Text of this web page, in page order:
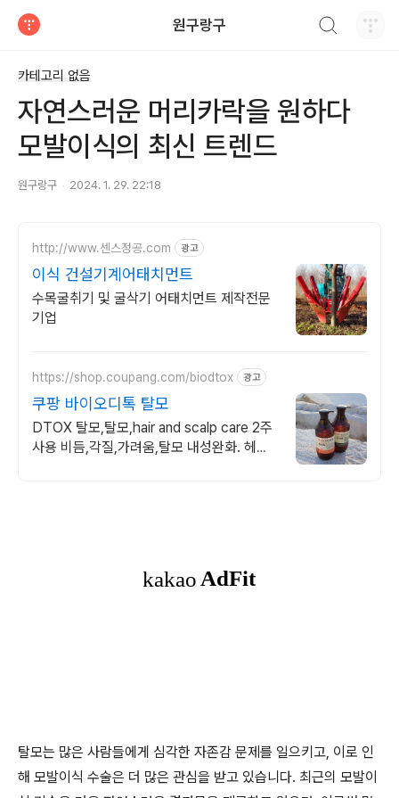
원구랑구
카테고리 없음
자연스러운 머리카락을 원하다
모발이식의 최신 트렌드
원구랑구 2024. 1. 29. 22:18
http://www.센스정공.com 광고
이식 건설기계어태치먼트
수목굴취기 및 굴삭기 어태치먼트 제작전문
기업
https://shop.coupang.com/biodtox 광고
쿠팡 바이오디톡 탈모
DTOX 탈모,탈모,hair and scalp care 2주
사용 비듬,각질,가려움,탈모 내성완화. 헤드
탈모는 많은 사람들에게 심각한 자존감 문제를 일으키고, 이로 인
해 모발이식 수술은 더 많은 관심을 받고 있습니다. 최근의 모발이